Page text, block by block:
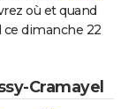
où et quand
ce dimanche 22
Cramayel